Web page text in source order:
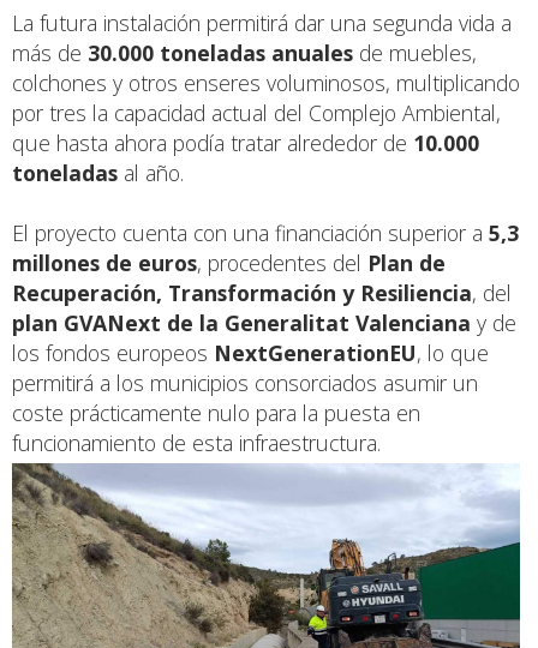
La futura instalación permitirá dar una segunda vida a
más de 30.000 toneladas anuales de muebles,
colchones y otros enseres voluminosos, multiplicando
por tres la capacidad actual del Complejo Ambiental,
que hasta ahora podía tratar alrededor de 10.000
toneladas al año.
El proyecto cuenta con una financiación superior a 5,3
millones de euros, procedentes del Plan de
Recuperación, Transformación y Resiliencia, del
plan GVANext de la Generalitat Valenciana y de
los fondos europeos NextGenerationEU, lo que
permitirá a los municipios consorciados asumir un
coste prácticamente nulo para la puesta en
funcionamiento de esta infraestructura.